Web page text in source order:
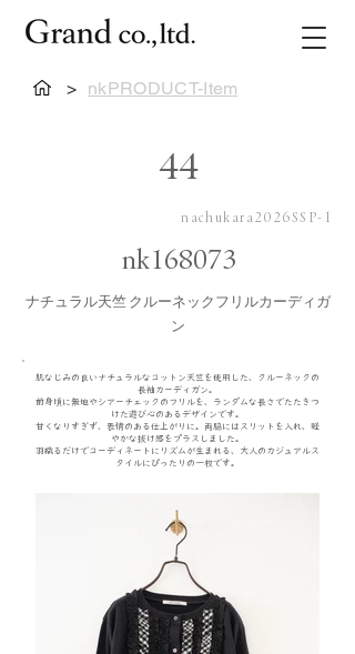
> nkPRODUCT-Item
44
nachukara2026SSP-1
nk168073
ナチュラル天竺 クルーネックフリルカーディガ
ン
肌なじみの良いナチュラルなコットン天竺を使用した、クルーネックの
長袖カーディガン。
前身頃に無地やシアーチェックのフリルを、ランダムな長さでたたきつ
けた遊び心のあるデザインです。
甘くなりすぎず、表情のある仕上がりに。両脇にはスリットを入れ、軽
やかな抜け感をプラスしました。
羽織るだけでコーディネートにリズムが生まれる、大人のカジュアルス
タイルにぴったりの一枚です。